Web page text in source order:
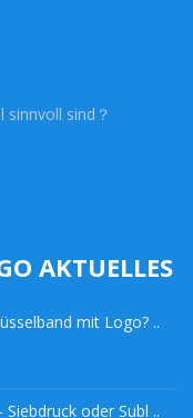
sind？
AKTUELLES
mit Logo? ..
oder Subl ..